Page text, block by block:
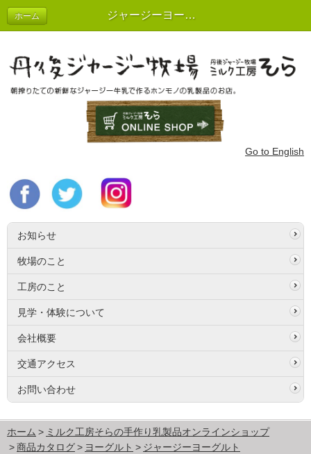
ジャージーヨーグルト ６個入り
ホーム
Go to English
お知らせ
牧場のこと
工房のこと
見学・体験について
会社概要
交通アクセス
お問い合わせ
ホーム
ミルク工房そらの手作り乳製品オンラインショップ
商品カタログ
ヨーグルト
ジャージーヨーグルト